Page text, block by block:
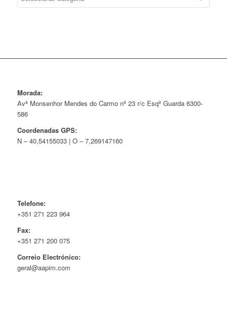
Morada:
Avª Monsenhor Mendes do Carmo nº 23 r/c Esqº Guarda 6300-
586
Coordenadas GPS:
N – 40,54155033 | O – 7,269147160
Telefone:
+351 271 223 964
Fax:
+351 271 200 075
Correio Electrónico:
geral@aapim.com